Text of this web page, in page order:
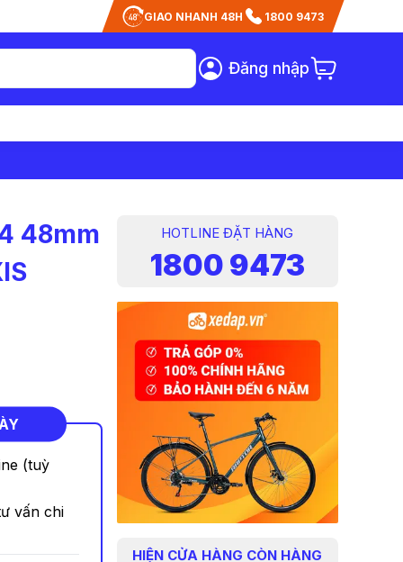
GIAO NHANH 48H 1800 9473
Đăng nhập
48mm
(tuỳ
vấn chi
HOTLINE ĐẶT HÀNG
1800 9473
HIỆN CỬA HÀNG CÒN HÀNG